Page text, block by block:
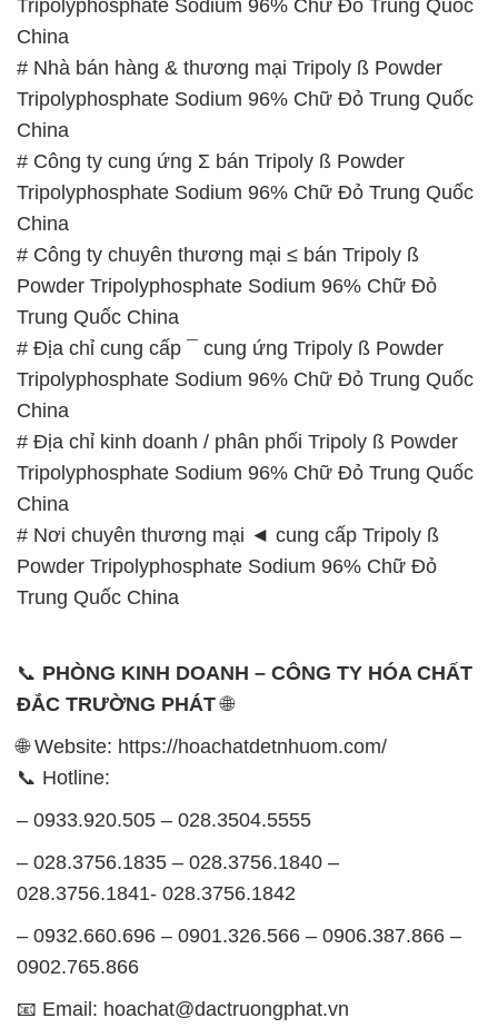
Tripolyphosphate Sodium 96% Chữ Đỏ Trung Quốc
China
# Nhà bán hàng & thương mại Tripoly ß Powder
Tripolyphosphate Sodium 96% Chữ Đỏ Trung Quốc
China
# Công ty cung ứng Σ bán Tripoly ß Powder
Tripolyphosphate Sodium 96% Chữ Đỏ Trung Quốc
China
# Công ty chuyên thương mại ≤ bán Tripoly ß
Powder Tripolyphosphate Sodium 96% Chữ Đỏ
Trung Quốc China
# Địa chỉ cung cấp ¯ cung ứng Tripoly ß Powder
Tripolyphosphate Sodium 96% Chữ Đỏ Trung Quốc
China
# Địa chỉ kinh doanh / phân phối Tripoly ß Powder
Tripolyphosphate Sodium 96% Chữ Đỏ Trung Quốc
China
# Nơi chuyên thương mại ◄ cung cấp Tripoly ß
Powder Tripolyphosphate Sodium 96% Chữ Đỏ
Trung Quốc China
📞 PHÒNG KINH DOANH – CÔNG TY HÓA CHẤT
ĐẮC TRƯỜNG PHÁT🌐
🌐 Website: https://hoachatdetnhuom.com/
📞 Hotline:
– 0933.920.505 – 028.3504.5555
– 028.3756.1835 – 028.3756.1840 –
028.3756.1841- 028.3756.1842
– 0932.660.696 – 0901.326.566 – 0906.387.866 –
0902.765.866
📧 Email: hoachat@dactruongphat.vn